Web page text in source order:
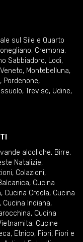
sul Sile e Quarto
, Cremona,
Sabbiadoro, Lodi,
, Montebelluna,
, Pordenone,
, Treviso, Udine,
alcoliche, Birre,
Natalizie,
, Colazioni,
, Cucina
, Cucina Creola, Cucina
, Cucina Indiana,
, Cucina
, Cucine
, Etnico, Fiori, Fiori e